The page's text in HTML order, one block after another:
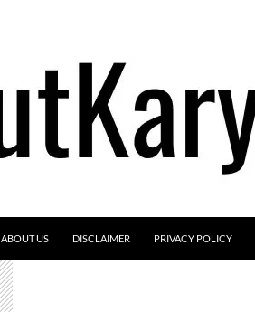
ABOUT US DISCLAIMER PRIVACY POLICY